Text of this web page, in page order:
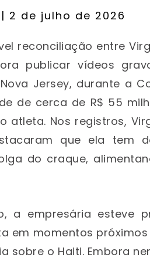
| 2 de julho de 2026
reconciliação entre
publicar vídeos
Jersey, durante a
de cerca de R$ 55
atleta. Nos registros,
que ela tem
do craque,
a empresária esteve
em momentos
sobre o Haiti. Embora